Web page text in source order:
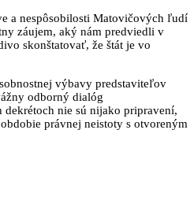
a nespôsobilosti Matovičových ľudí
záujem, aký nám predviedli v
skonštatovať, že štát je vo
výbavy predstaviteľov
odborný dialóg
nie sú nijako pripravení,
právnej neistoty s otvoreným